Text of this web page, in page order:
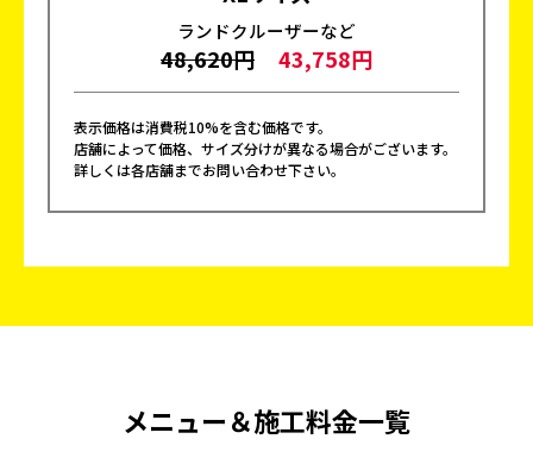
ランドクルーザーなど
48,620円 43,758円
表示価格は消費税10%を含む価格です。
店舗によって価格、サイズ分けが異なる場合がございます。
詳しくは各店舗までお問い合わせ下さい。
メニュー＆施工料金一覧